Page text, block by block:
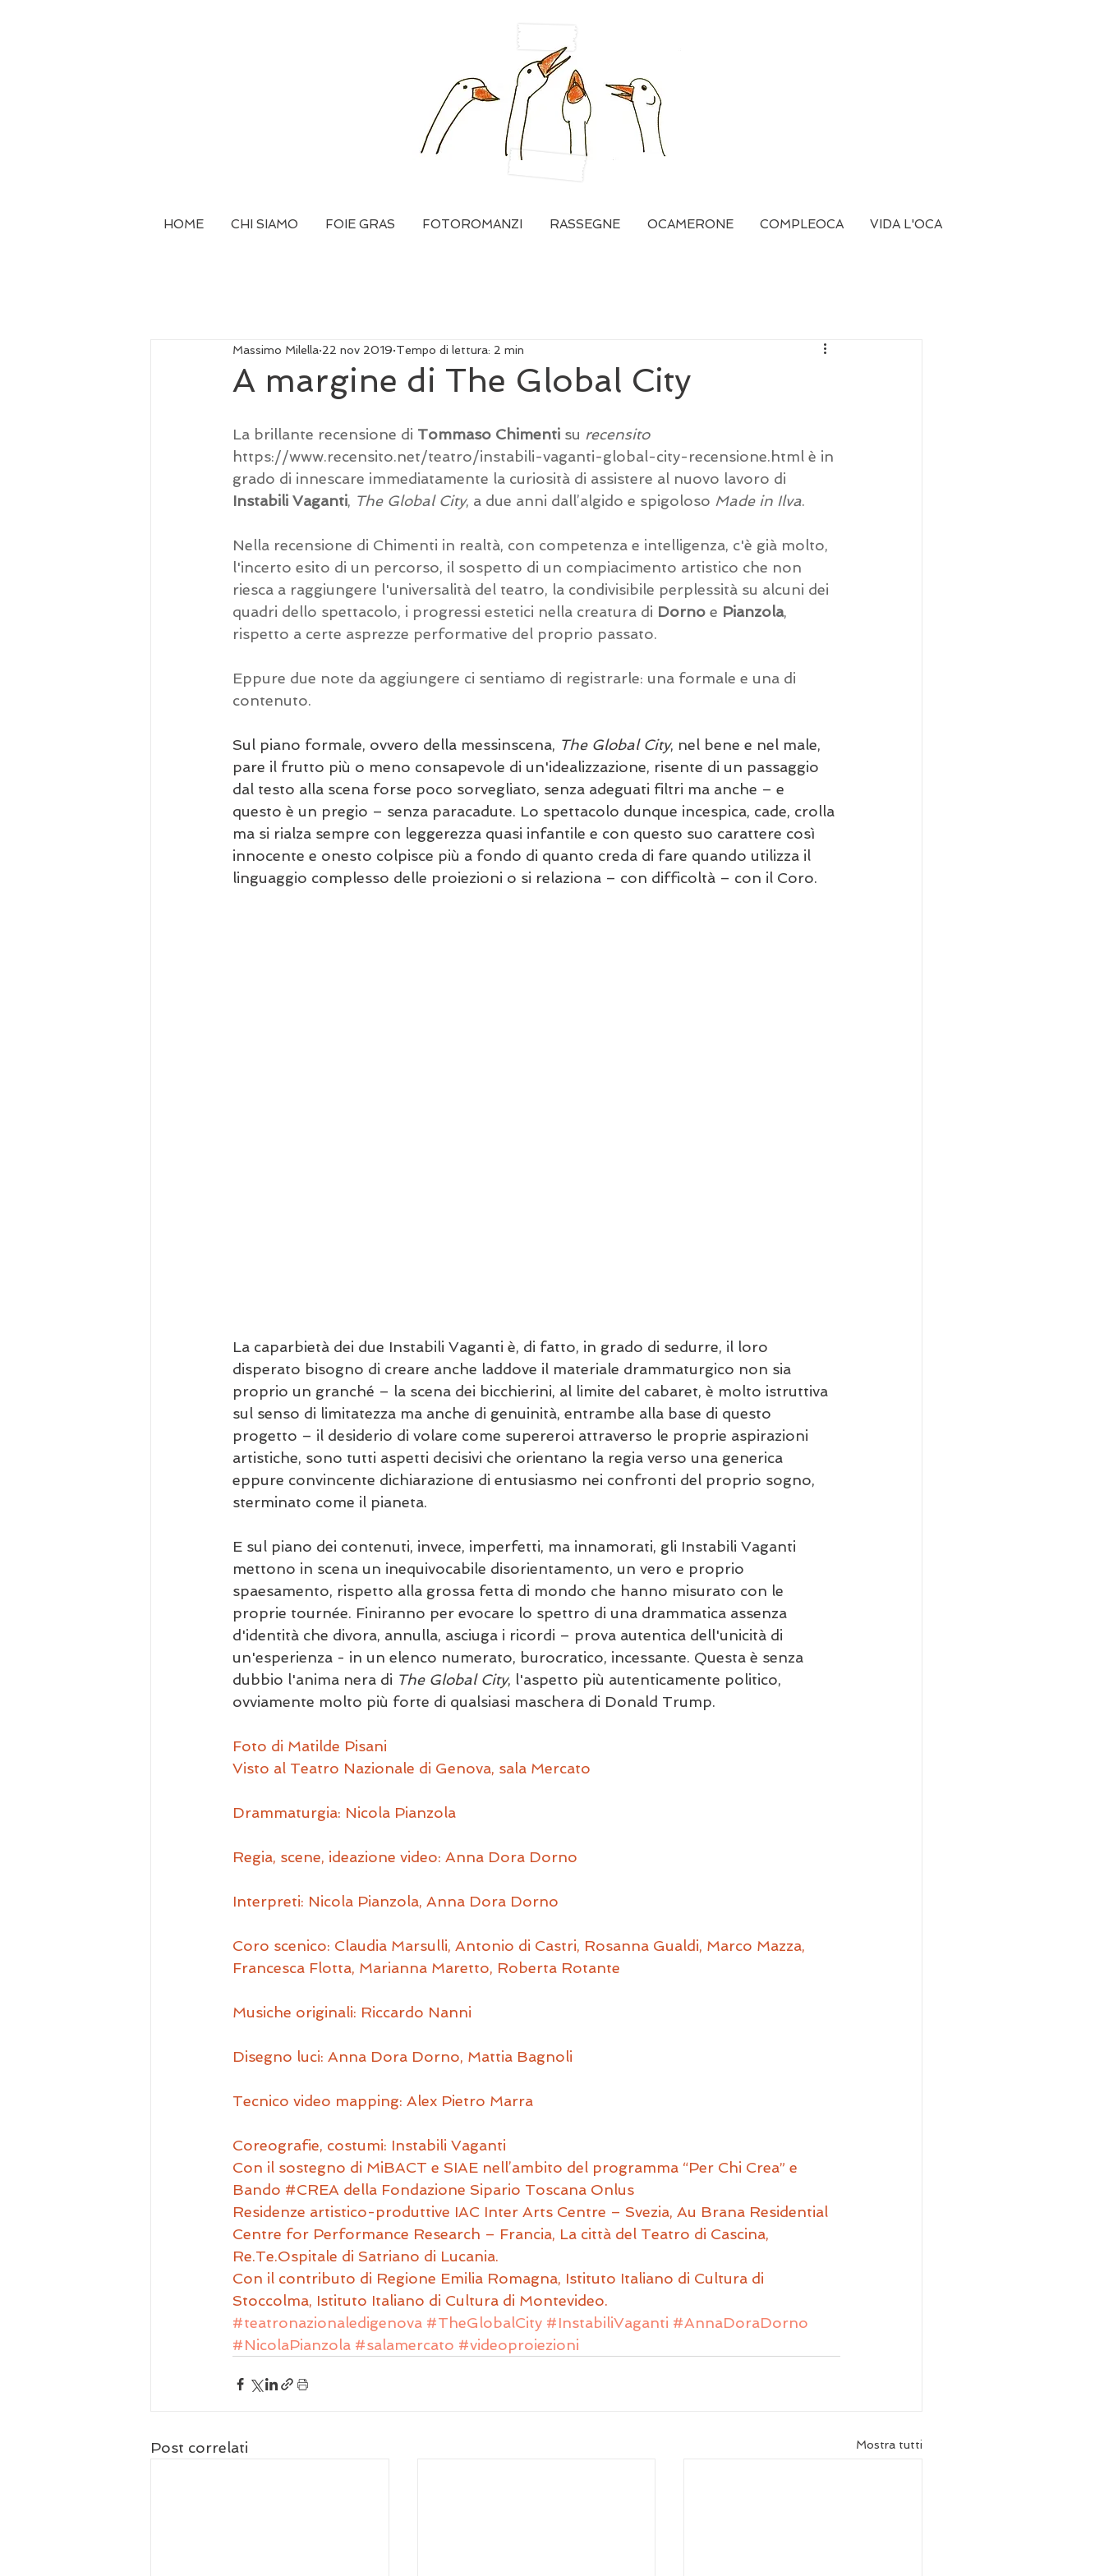
HOME CHI SIAMO FOIE GRAS FOTOROMANZI RASSEGNE OCAMERONE COMPLEOCA VIDA L'OCA
A margine di The Global City
Massimo Milella 22 nov 2019 Tempo di lettura: 2 min
La brillante recensione di Tommaso Chimenti su recensito
https://www.recensito.net/teatro/instabili-vaganti-global-city-recensione.html è in
grado di innescare immediatamente la curiosità di assistere al nuovo lavoro di
Instabili Vaganti, The Global City, a due anni dall’algido e spigoloso Made in Ilva.
Nella recensione di Chimenti in realtà, con competenza e intelligenza, c'è già molto,
l'incerto esito di un percorso, il sospetto di un compiacimento artistico che non
riesca a raggiungere l'universalità del teatro, la condivisibile perplessità su alcuni dei
quadri dello spettacolo, i progressi estetici nella creatura di Dorno e Pianzola,
rispetto a certe asprezze performative del proprio passato.
Eppure due note da aggiungere ci sentiamo di registrarle: una formale e una di
contenuto.
Sul piano formale, ovvero della messinscena, The Global City, nel bene e nel male,
pare il frutto più o meno consapevole di un'idealizzazione, risente di un passaggio
dal testo alla scena forse poco sorvegliato, senza adeguati filtri ma anche – e
questo è un pregio – senza paracadute. Lo spettacolo dunque incespica, cade, crolla
ma si rialza sempre con leggerezza quasi infantile e con questo suo carattere così
innocente e onesto colpisce più a fondo di quanto creda di fare quando utilizza il
linguaggio complesso delle proiezioni o si relaziona – con difficoltà – con il Coro.
La caparbietà dei due Instabili Vaganti è, di fatto, in grado di sedurre, il loro
disperato bisogno di creare anche laddove il materiale drammaturgico non sia
proprio un granché – la scena dei bicchierini, al limite del cabaret, è molto istruttiva
sul senso di limitatezza ma anche di genuinità, entrambe alla base di questo
progetto – il desiderio di volare come supereroi attraverso le proprie aspirazioni
artistiche, sono tutti aspetti decisivi che orientano la regia verso una generica
eppure convincente dichiarazione di entusiasmo nei confronti del proprio sogno,
sterminato come il pianeta.
E sul piano dei contenuti, invece, imperfetti, ma innamorati, gli Instabili Vaganti
mettono in scena un inequivocabile disorientamento, un vero e proprio
spaesamento, rispetto alla grossa fetta di mondo che hanno misurato con le
proprie tournée. Finiranno per evocare lo spettro di una drammatica assenza
d'identità che divora, annulla, asciuga i ricordi – prova autentica dell'unicità di
un'esperienza - in un elenco numerato, burocratico, incessante. Questa è senza
dubbio l'anima nera di The Global City, l'aspetto più autenticamente politico,
ovviamente molto più forte di qualsiasi maschera di Donald Trump.
Foto di Matilde Pisani
Visto al Teatro Nazionale di Genova, sala Mercato
Drammaturgia: Nicola Pianzola
Regia, scene, ideazione video: Anna Dora Dorno
Interpreti: Nicola Pianzola, Anna Dora Dorno
Coro scenico: Claudia Marsulli, Antonio di Castri, Rosanna Gualdi, Marco Mazza,
Francesca Flotta, Marianna Maretto, Roberta Rotante
Musiche originali: Riccardo Nanni
Disegno luci: Anna Dora Dorno, Mattia Bagnoli
Tecnico video mapping: Alex Pietro Marra
Coreografie, costumi: Instabili Vaganti
Con il sostegno di MiBACT e SIAE nell’ambito del programma “Per Chi Crea” e
Bando #CREA della Fondazione Sipario Toscana Onlus
Residenze artistico-produttive IAC Inter Arts Centre – Svezia, Au Brana Residential
Centre for Performance Research – Francia, La città del Teatro di Cascina,
Re.Te.Ospitale di Satriano di Lucania.
Con il contributo di Regione Emilia Romagna, Istituto Italiano di Cultura di
Stoccolma, Istituto Italiano di Cultura di Montevideo.
#teatronazionaledigenova #TheGlobalCity #InstabiliVaganti #AnnaDoraDorno
#NicolaPianzola #salamercato #videoproiezioni
Post correlati Mostra tutti